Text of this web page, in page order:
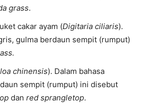
grass.
cakar ayam (Digitaria ciliaris).
gulma berdaun sempit (rumput)
chinensis). Dalam bahasa
sempit (rumput) ini disebut
dan red sprangletop.